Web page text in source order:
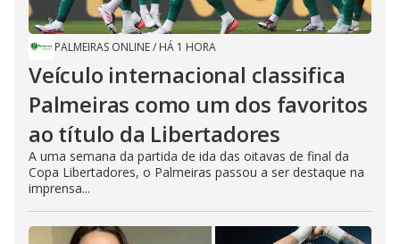
PALMEIRAS ONLINE/ HÁ 1 HORA
Veículo internacional classifica
Palmeiras como um dos favoritos
ao título da Libertadores
A uma semana da partida de ida das oitavas de final da
Copa Libertadores, o Palmeiras passou a ser destaque na
imprensa...